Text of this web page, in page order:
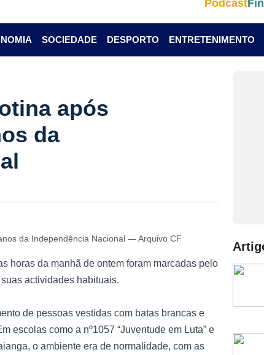
Podcast
SOCIEDADE DESPORTO ENTRETENIMENTO
após
da
da Independência Nacional — Arquivo CF
horas da manhã de ontem foram marcadas pelo
actividades habituais.
de pessoas vestidas com batas brancas e
escolas como a nº1057 “Juventude em Luta” e
o ambiente era de normalidade, com as